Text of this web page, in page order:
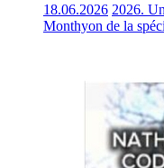
18.06.2026 2026.
Monthyon de la